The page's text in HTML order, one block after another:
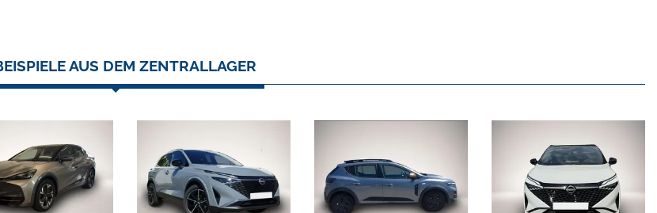
AUS DEM ZENTRALLAGER